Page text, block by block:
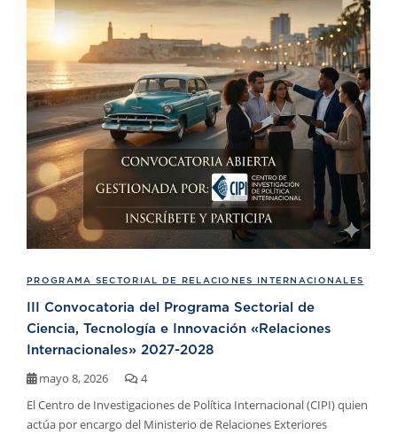
PROGRAMA SECTORIAL DE RELACIONES INTERNACIONALES
III Convocatoria del Programa Sectorial de
Ciencia, Tecnología e Innovación «Relaciones
Internacionales» 2027-2028
mayo 8, 2026
4
El Centro de Investigaciones de Política Internacional (CIPI) quien
actúa por encargo del Ministerio de Relaciones Exteriores